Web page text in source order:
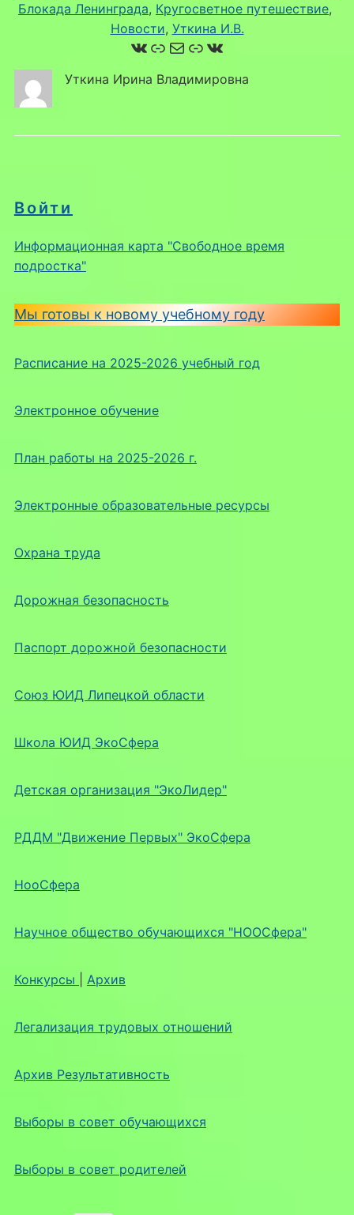
Войти
Информационная карта "Свободное время
подростка"
Мы готовы к новому учебному году
Расписание на 2025-2026 учебный год
Электронное обучение
План работы на 2025-2026 г.
Электронные образовательные ресурсы
Охрана труда
Дорожная безопасность
Паспорт дорожной безопасности
Союз ЮИД Липецкой области
Школа ЮИД ЭкоСфера
Детская организация "ЭкоЛидер"
РДДМ "Движение Первых" ЭкоСфера
НооСфера
Научное общество обучающихся "НООСфера"
Конкурсы Архив
Легализация трудовых отношений
Архив Результативность
Выборы в совет обучающихся
Выборы в совет родителей
Блокада Ленинграда, Кругосветное путешествие
Новости, Уткина И.В.
ВКонтакте
Ссылка
Почта
Ссылка
ВКонтакте
Уткина Ирина Владимировна